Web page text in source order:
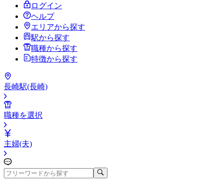
ログイン
ヘルプ
エリアから探す
駅から探す
職種から探す
特徴から探す
長崎駅(長崎)
職種を選択
主婦(夫)